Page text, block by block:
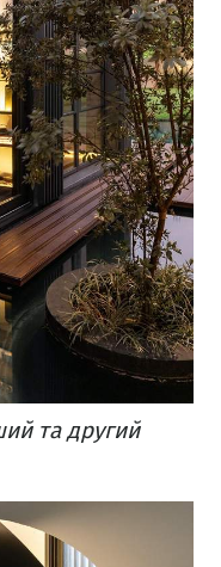
та другий